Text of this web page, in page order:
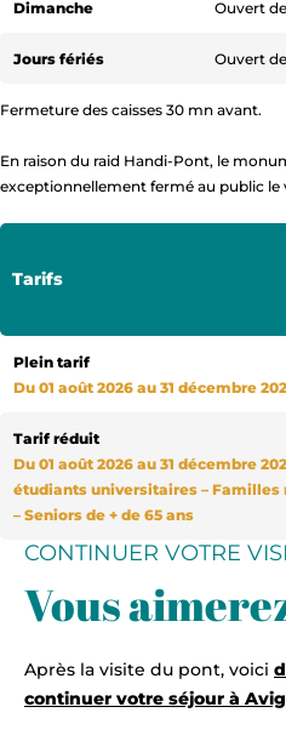
Dimanche Ouvert
Jours fériés Ouvert
Fermeture des caisses 30 mn avant.
En raison du raid Handi-Pont, le
exceptionnellement fermé au public le
Dimanche Ouvert
Jours fériés Ouvert
Dimanche Ouvert
Jours fériés Ouvert
Tarifs
Plein tarif
Du 01 août 2026 au 31 décembre
Tarif réduit
Du 01 août 2026 au 31 décembre
étudiants universitaires – Familles
– Seniors de + de 65 ans
CONTINUER VOTRE
Vous
Après la visite du pont, voici
continuer votre séjour à